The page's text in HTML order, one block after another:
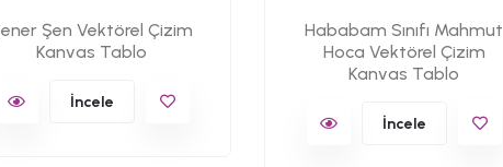
Şen Vektörel Çizim
Kanvas Tablo
İncele
Hababam Sınıfı Mahmut
Hoca Vektörel Çizim
Kanvas Tablo
İncele